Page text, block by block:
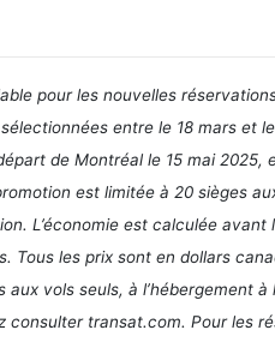
pour les nouvelles
entre le 18 mars et
de Montréal le 15 mai
est limitée à 20 sièges
L’économie est calculée
Tous les prix sont en dollars
aux vols seuls, à l’hébergement
transat.com. Pour les